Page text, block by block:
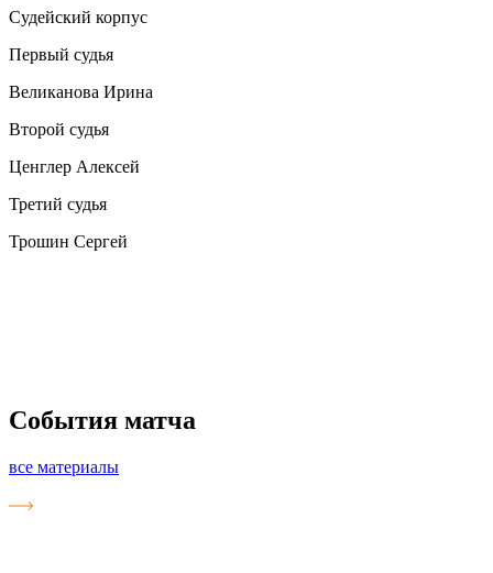
Судейский корпус
Первый судья
Великанова Ирина
Второй судья
Ценглер Алексей
Третий судья
Трошин Сергей
События матча
все материалы